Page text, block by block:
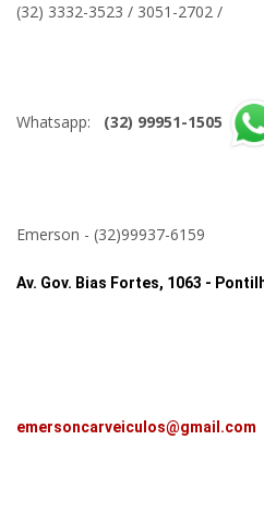
(32) 3332-3523 / 3051-2702 /
Whatsapp: (32) 99951-1505
Emerson - (32)99937-6159
Av. Gov. Bias Fortes, 1063 -
emersoncarveiculos@gmail.com